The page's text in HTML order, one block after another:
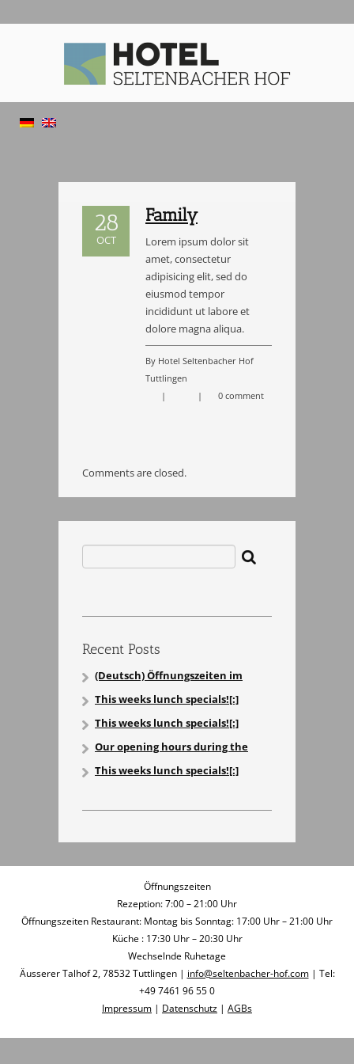
28
OCT
Family
Lorem ipsum dolor sit
amet, consectetur
adipisicing elit, sed do
eiusmod tempor
incididunt ut labore et
dolore magna aliqua.
By Hotel Seltenbacher Hof
Tuttlingen
|
| 0 comment
Comments are closed.
Search
for:
Recent Posts
(Deutsch) Öffnungszeiten im
This weeks lunch specials![:]
Mittagstisch anbieten
This weeks lunch specials![:]
Our opening hours during the
This weeks lunch specials![:]
Öffnungszeiten
Rezeption: 7:00 – 21:00 Uhr
Öffnungszeiten Restaurant: Montag bis Sonntag: 17:00 Uhr – 21:00 Uhr
Küche : 17:30 Uhr – 20:30 Uhr
Wechselnde Ruhetage
Äusserer Talhof 2, 78532 Tuttlingen | info@seltenbacher-hof.com| Tel:
+49 7461 96 55 0
Impressum | Datenschutz | AGBs